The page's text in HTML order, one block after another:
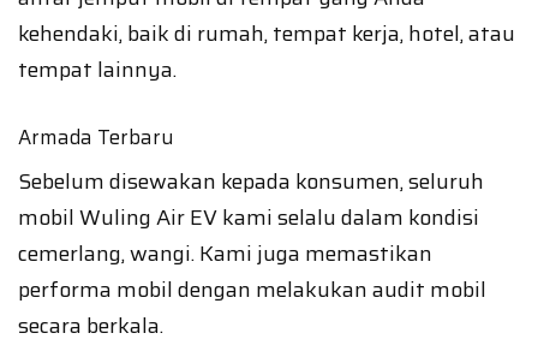
kehendaki, baik di rumah, tempat kerja, hotel, atau
tempat lainnya.
Armada Terbaru
Sebelum disewakan kepada konsumen, seluruh
mobil Wuling Air EV kami selalu dalam kondisi
cemerlang, wangi. Kami juga memastikan
performa mobil dengan melakukan audit mobil
secara berkala.